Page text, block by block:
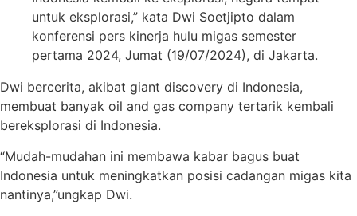
untuk eksplorasi,” kata Dwi Soetjipto dalam
konferensi pers kinerja hulu migas semester
pertama 2024, Jumat (19/07/2024), di Jakarta.
Dwi bercerita, akibat giant discovery di Indonesia,
membuat banyak oil and gas company tertarik kembali
bereksplorasi di Indonesia.
“Mudah-mudahan ini membawa kabar bagus buat
Indonesia untuk meningkatkan posisi cadangan migas kita
nantinya,”ungkap Dwi.